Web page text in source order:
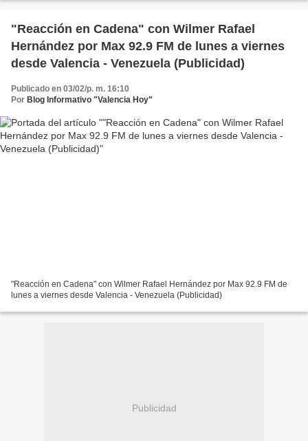
"Reacción en Cadena" con Wilmer Rafael
Hernández por Max 92.9 FM de lunes a viernes
desde Valencia - Venezuela (Publicidad)
Publicado en 03/02/p. m. 16:10
Por Blog Informativo "Valencia Hoy"
"Reacción en Cadena" con Wilmer Rafael Hernández por Max 92.9 FM de
lunes a viernes desde Valencia - Venezuela (Publicidad)
Publicidad